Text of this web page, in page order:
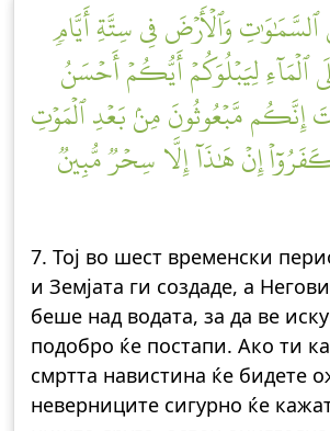
وَٱلۡأَرۡضَ فِي سِتَّةِ أَيَّامٖ
ٱلۡمَآءِ لِيَبۡلُوَكُمۡ أَيُّكُمۡ أَحۡسَنُ
إِنَّكُم مَّبۡعُوثُونَ مِنۢ بَعۡدِ ٱلۡمَوۡتِ
إِنۡ هَٰذَآ إِلَّا سِحۡرٞ مُّبِينٞ
7. Тој во шест временски
и Земјата ги создаде, а
беше над водата, за да ве
подобро ќе постапи. Ако ти
смртта навистина ќе бидете
неверниците сигурно ќе